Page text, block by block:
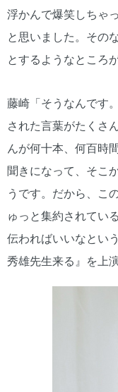
浮かんで爆笑しちゃ
と思いました。その
とするようなところ
藤崎「そうなんです
された言葉がたくさ
んが何十本、何百時
聞きになって、そこ
うです。だから、こ
ゅっと集約されてい
伝わればいいなとい
秀雄先生来る』を上